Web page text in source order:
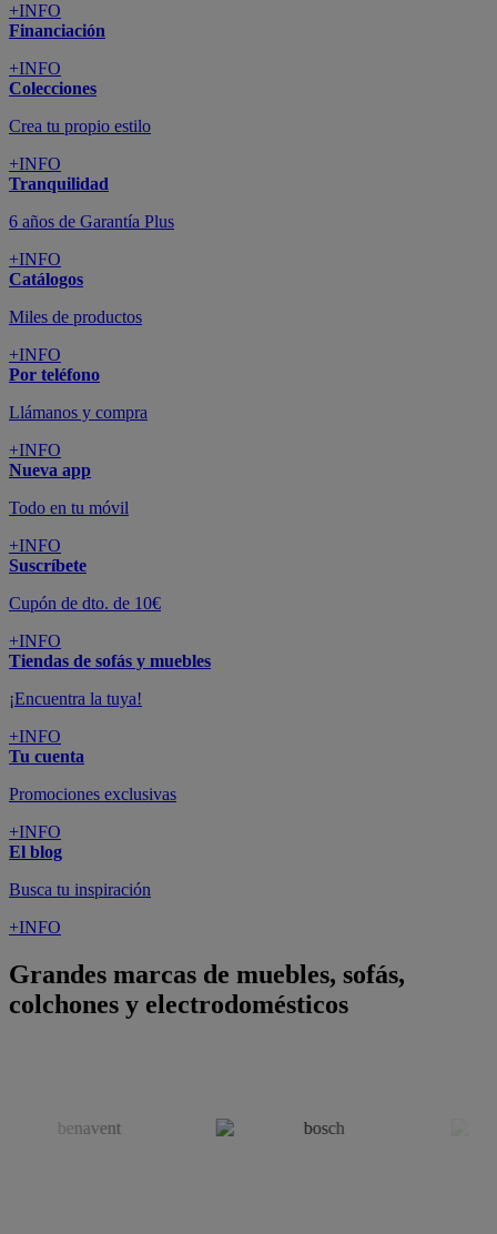
+INFO
Financiación
+INFO
Colecciones
Crea tu propio estilo
+INFO
Tranquilidad
6 años de Garantía Plus
+INFO
Catálogos
Miles de productos
+INFO
Por teléfono
Llámanos y compra
+INFO
Nueva app
Todo en tu móvil
+INFO
Suscríbete
Cupón de dto. de 10€
+INFO
Tiendas de sofás y muebles
¡Encuentra la tuya!
+INFO
Tu cuenta
Promociones exclusivas
+INFO
El blog
Busca tu inspiración
+INFO
Grandes marcas de muebles, sofás,
colchones y electrodomésticos